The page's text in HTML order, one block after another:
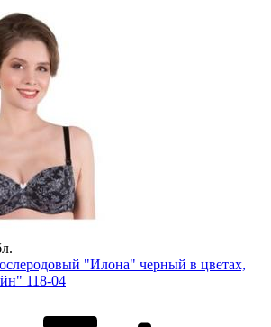
"Илона" черный в цветах,
118-04